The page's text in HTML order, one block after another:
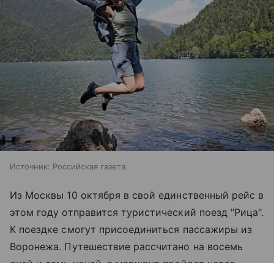
Источник: Российская газета
Из Москвы 10 октября в свой единственный рейс в
этом году отправится туристический поезд "Рица".
К поездке смогут присоединиться пассажиры из
Воронежа. Путешествие рассчитано на восемь